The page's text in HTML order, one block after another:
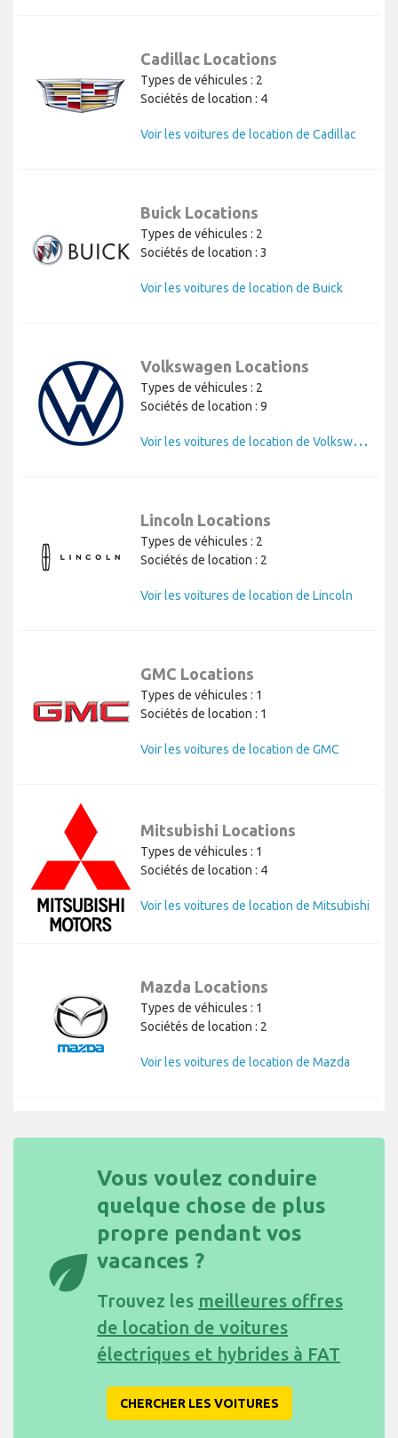
Cadillac Locations
Types de véhicules : 2
Sociétés de location : 4
Voir les voitures de location de Cadillac
Buick Locations
Types de véhicules : 2
Sociétés de location : 3
Voir les voitures de location de Buick
Volkswagen Locations
Types de véhicules : 2
Sociétés de location : 9
V
oir les voitures de location de Volkswagen
Lincoln Locations
Types de véhicules : 2
Sociétés de location : 2
Voir les voitures de location de Lincoln
GMC Locations
Types de véhicules : 1
Sociétés de location : 1
Voir les voitures de location de GMC
Mitsubishi Locations
Types de véhicules : 1
Sociétés de location : 4
Voir les voitures de location de Mitsubishi
Mazda Locations
Types de véhicules : 1
Sociétés de location : 2
Voir les voitures de location de Mazda
eco
Vous voulez conduire
quelque chose de plus
propre pendant vos
vacances ?
Trouvez les meilleures offres
de location de voitures
électriques et hybrides à FAT
CHERCHER LES VOITURES